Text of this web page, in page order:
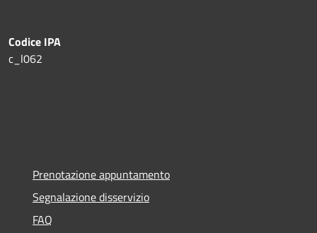
Codice IPA
c_l062
Prenotazione appuntamento
Segnalazione disservizio
FAQ